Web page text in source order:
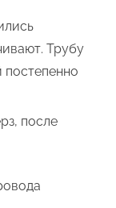
Трубу
постепенно
после